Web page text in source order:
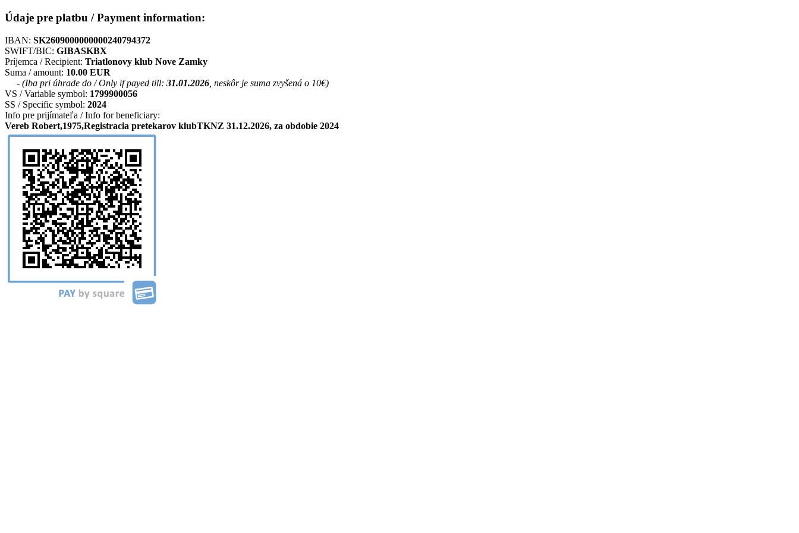
Údaje pre platbu / Payment information:
IBAN: SK2609000000000240794372
SWIFT/BIC: GIBASKBX
Príjemca / Recipient: Triatlonovy klub Nove Zamky
Suma / amount: 10.00 EUR
- (Iba pri úhrade do / Only if payed till: 31.01.2026, neskôr je suma zvyšená o 10€)
VS / Variable symbol: 1799900056
SS / Specific symbol: 2024
Info pre prijímateľa / Info for beneficiary:
Vereb Robert,1975,Registracia pretekarov klubTKNZ 31.12.2026, za obdobie 2024